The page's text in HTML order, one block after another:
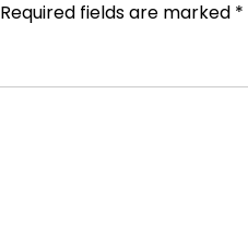
Required fields are marked *